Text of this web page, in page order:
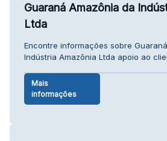
Guaraná Amazônia da
Ltda
Encontre informações sobre
Indústria Amazônia Ltda apoio ao
Mais
informações